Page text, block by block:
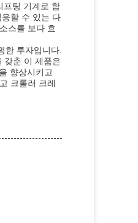
프팅 기계로 함
할 수 있는 다
스를 보다 효
한 투자입니다.
갖춘 이 제품은
향상시키고
크롤러 크레